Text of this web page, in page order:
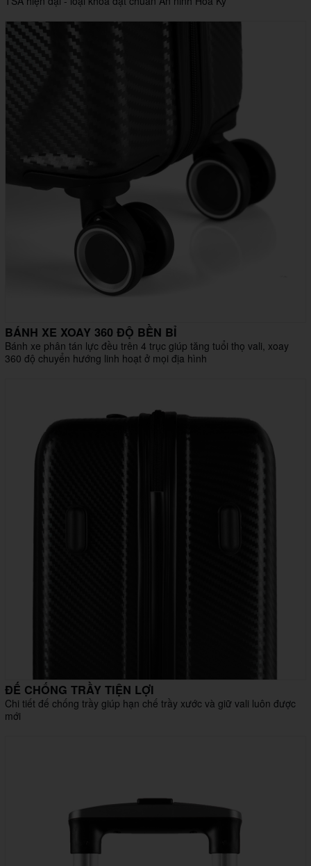
BÁNH XE XOAY 360 ĐỘ BỀN BỈ
Bánh xe phân tán lực đều trên 4 trục giúp tăng tuổi thọ vali, xoay
360 độ chuyển hướng linh hoạt ở mọi địa hình
ĐẾ CHỐNG TRẦY TIỆN LỢI
Chi tiết đế chống trầy giúp hạn chế trầy xước và giữ vali luôn được
mới